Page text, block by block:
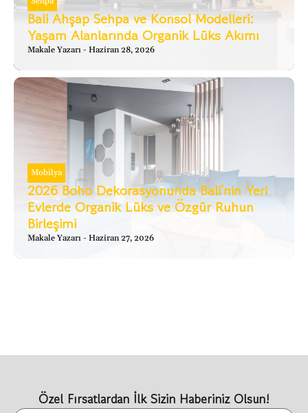
Bali Ahşap Sehpa ve Konsol Modelleri:
Yaşam Alanlarında Organik Lüks Akımı
Makale Yazarı Haziran 28, 2026
Mobilya
2026 Boho Dekorasyonunda Bali’nin Yeri
Evlerde Organik Lüks ve Özgür Ruhun
Birleşimi
Makale Yazarı Haziran 27, 2026
Özel Fırsatlardan İlk Sizin Haberiniz Olsun!